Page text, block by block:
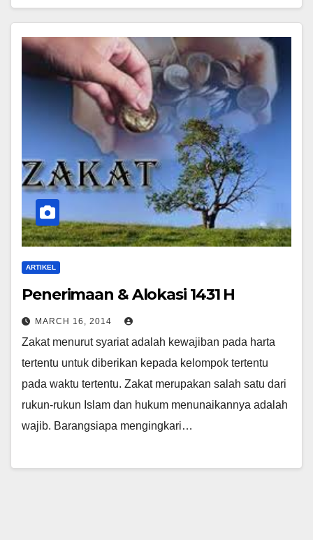
ARTIKEL
Penerimaan & Alokasi 1431 H
MARCH 16, 2014
Zakat menurut syariat adalah kewajiban pada harta
tertentu untuk diberikan kepada kelompok tertentu
pada waktu tertentu. Zakat merupakan salah satu dari
rukun-rukun Islam dan hukum menunaikannya adalah
wajib. Barangsiapa mengingkari…